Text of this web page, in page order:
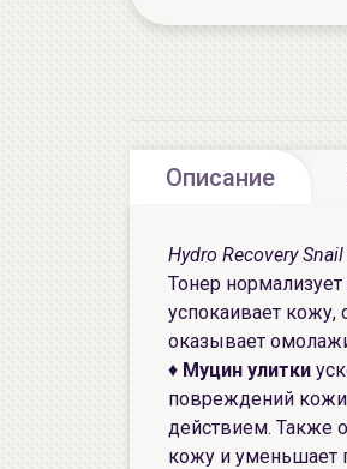
Описание
Hydro Recovery
Тонер
успокаивает
оказывает
♦ Муцин улитки
повреждений
действием. Также
кожу и уменьшает